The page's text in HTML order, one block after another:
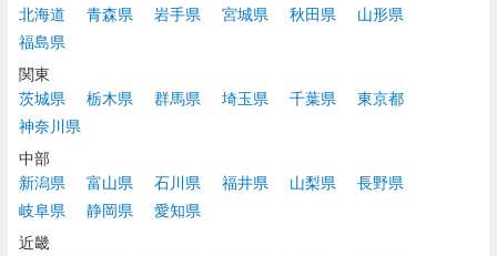
北海道
青森県 岩手県 宮城県 秋田県
山形県
福島県
関東
茨城県
栃木県 群馬県 埼玉県 千葉県
東京都
神奈川県
中部
新潟県
富山県 石川県 福井県 山梨県
長野県
岐阜県
静岡県
愛知県
近畿